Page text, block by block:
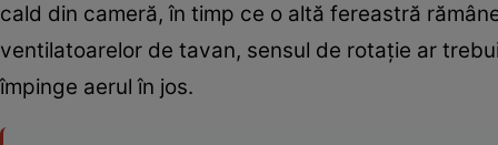
cald din cameră, în timp ce o altă fereastră
ventilatoarelor de tavan, sensul de rotație ar
împinge aerul în jos.